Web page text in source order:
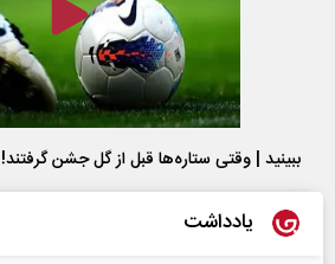
ببینید | وقتی ستاره‌ها قبل از گل جشن گرفتند!
یادداشت